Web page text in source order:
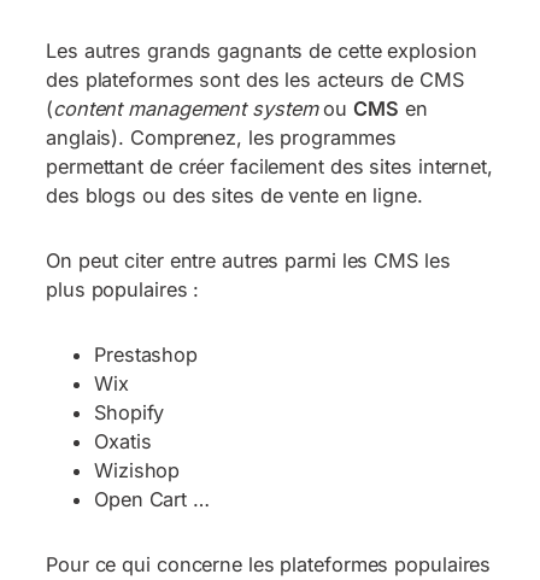
Les autres grands gagnants de cette explosion
des plateformes sont des les acteurs de CMS
(content management systemouCMS en
anglais). Comprenez, les programmes
permettant de créer facilement des sites internet,
des blogs ou des sites de vente en ligne.
On peut citer entre autres parmi les CMS les
plus populaires :
Prestashop
Wix
Shopify
Oxatis
Wizishop
Open Cart …
Pour ce qui concerne les plateformes populaires